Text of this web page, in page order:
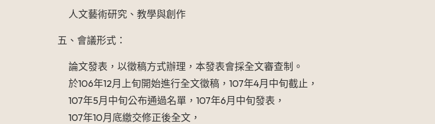
人文藝術研究、教學與創作
五、會議形式：
論文發表，以徵稿方式辦理，本發表會採全文審查制。
於106年12月上旬開始進行全文徵稿，107年4月中旬截止，
107年5月中旬公布通過名單，107年6月中旬發表，
107年10月底繳交修正後全文，